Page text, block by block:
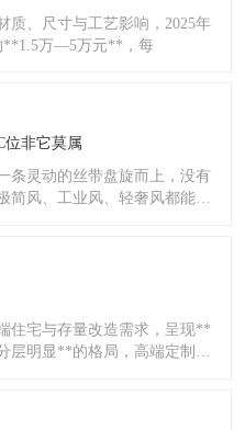
质、尺寸与工艺影响，2025年
**1.5万—5万元**，每
位非它莫属
条灵动的丝带盘旋而上，没有
简风、工业风、轻奢风都能完
住宅与存量改造需求，呈现**
层明显**的格局，高端定制与